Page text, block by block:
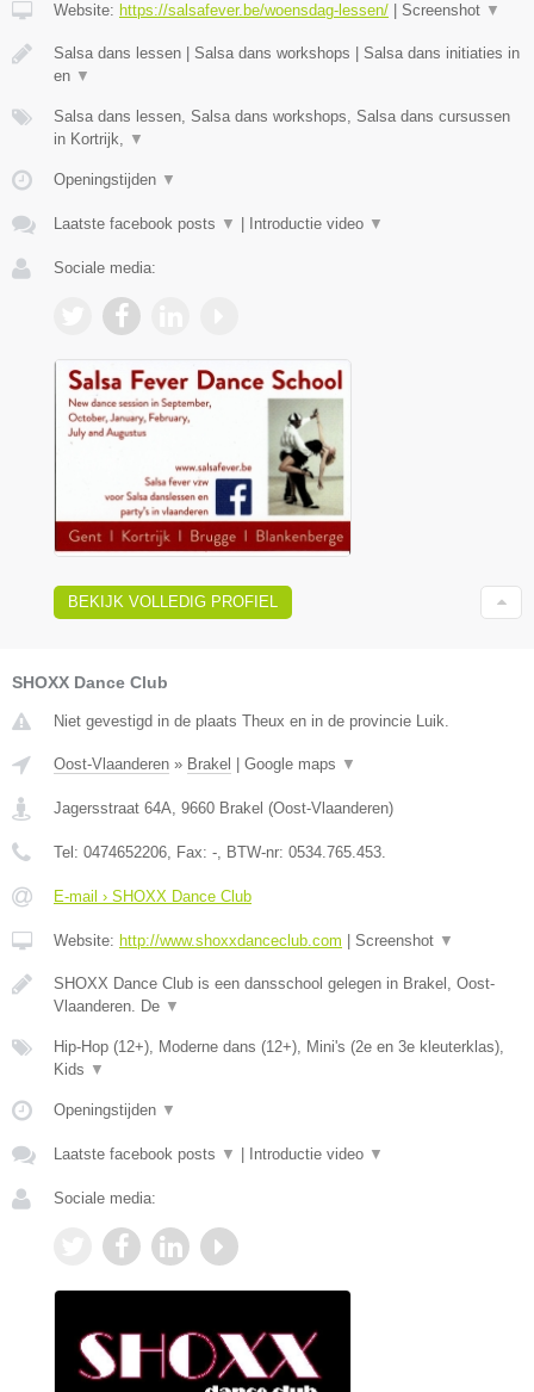
Website: https://salsafever.be/woensdag-lessen/ Screenshot ▼
Salsa dans lessen | Salsa dans workshops | Salsa dans initiaties in
en ▼
Salsa dans lessen, Salsa dans workshops, Salsa dans cursussen
in Kortrijk, ▼
Openingstijden ▼
Laatste facebook posts ▼ Introductie video ▼
Sociale media:
BEKIJK VOLLEDIG PROFIEL
SHOXX Dance Club
Niet gevestigd in de plaats Theux en in de provincie Luik.
Oost-Vlaanderen » Brakel | Google maps ▼
Jagersstraat 64A 9660 Brakel (Oost-Vlaanderen)
Tel: 0474652206 , Fax: - , BTW-nr: 0534.765.453.
E-mail › SHOXX Dance Club
Website: http://www.shoxxdanceclub.com | Screenshot ▼
SHOXX Dance Club is een dansschool gelegen in Brakel, Oost-
Vlaanderen. De ▼
Hip-Hop (12+), Moderne dans (12+), Mini's (2e en 3e kleuterklas),
Kids ▼
Openingstijden ▼
Laatste facebook posts ▼ | Introductie video ▼
Sociale media: